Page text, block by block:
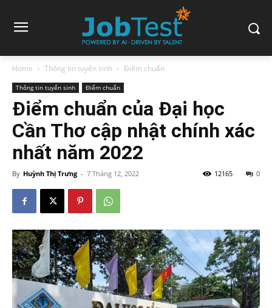
Home Thông tin tuyển sinh Điểm chuẩn
Thông tin tuyển sinh Điểm chuẩn
Điểm chuẩn của Đại học
Cần Thơ cập nhật chính xác
nhất năm 2022
By Huỳnh Thị Trưng - 7 Tháng 12, 2022 0
12165